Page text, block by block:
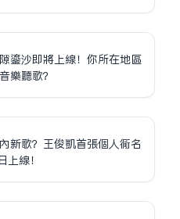
鎏沙即將上線！你所在地區
樂聽歌？
新歌？王俊凱首張個人同名
線！